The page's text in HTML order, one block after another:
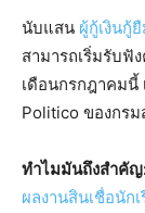
นับแสน ผู้กู้เงินกู้
สามารถเริ่มรับฟั
เดือนกรกฎาคมนี้
Politico ของกร
ทำไมมันถึงสำคั
ผลงานสินเชื่อนัก